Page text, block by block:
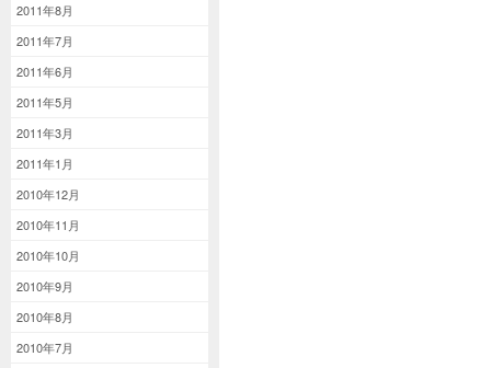
2011年8月
2011年7月
2011年6月
2011年5月
2011年3月
2011年1月
2010年12月
2010年11月
2010年10月
2010年9月
2010年8月
2010年7月